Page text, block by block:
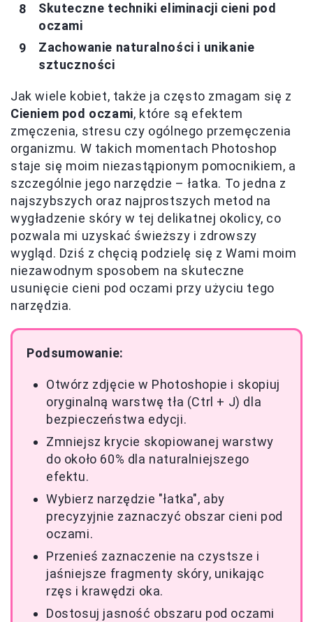
Skuteczne techniki eliminacji cieni pod
oczami
Zachowanie naturalności i unikanie
sztuczności
Jak wiele kobiet, także ja często zmagam się z
Cieniem pod oczami, które są efektem
zmęczenia, stresu czy ogólnego przemęczenia
organizmu. W takich momentach Photoshop
staje się moim niezastąpionym pomocnikiem, a
szczególnie jego narzędzie – łatka. To jedna z
najszybszych oraz najprostszych metod na
wygładzenie skóry w tej delikatnej okolicy, co
pozwala mi uzyskać świeższy i zdrowszy
wygląd. Dziś z chęcią podzielę się z Wami moim
niezawodnym sposobem na skuteczne
usunięcie cieni pod oczami przy użyciu tego
narzędzia.
Podsumowanie:
Otwórz zdjęcie w Photoshopie i skopiuj
oryginalną warstwę tła (Ctrl + J) dla
bezpieczeństwa edycji.
Zmniejsz krycie skopiowanej warstwy
do około 60% dla naturalniejszego
efektu.
Wybierz narzędzie "łatka", aby
precyzyjnie zaznaczyć obszar cieni pod
oczami.
Przenieś zaznaczenie na czystsze i
jaśniejsze fragmenty skóry, unikając
rzęs i krawędzi oka.
Dostosuj jasność obszaru pod oczami